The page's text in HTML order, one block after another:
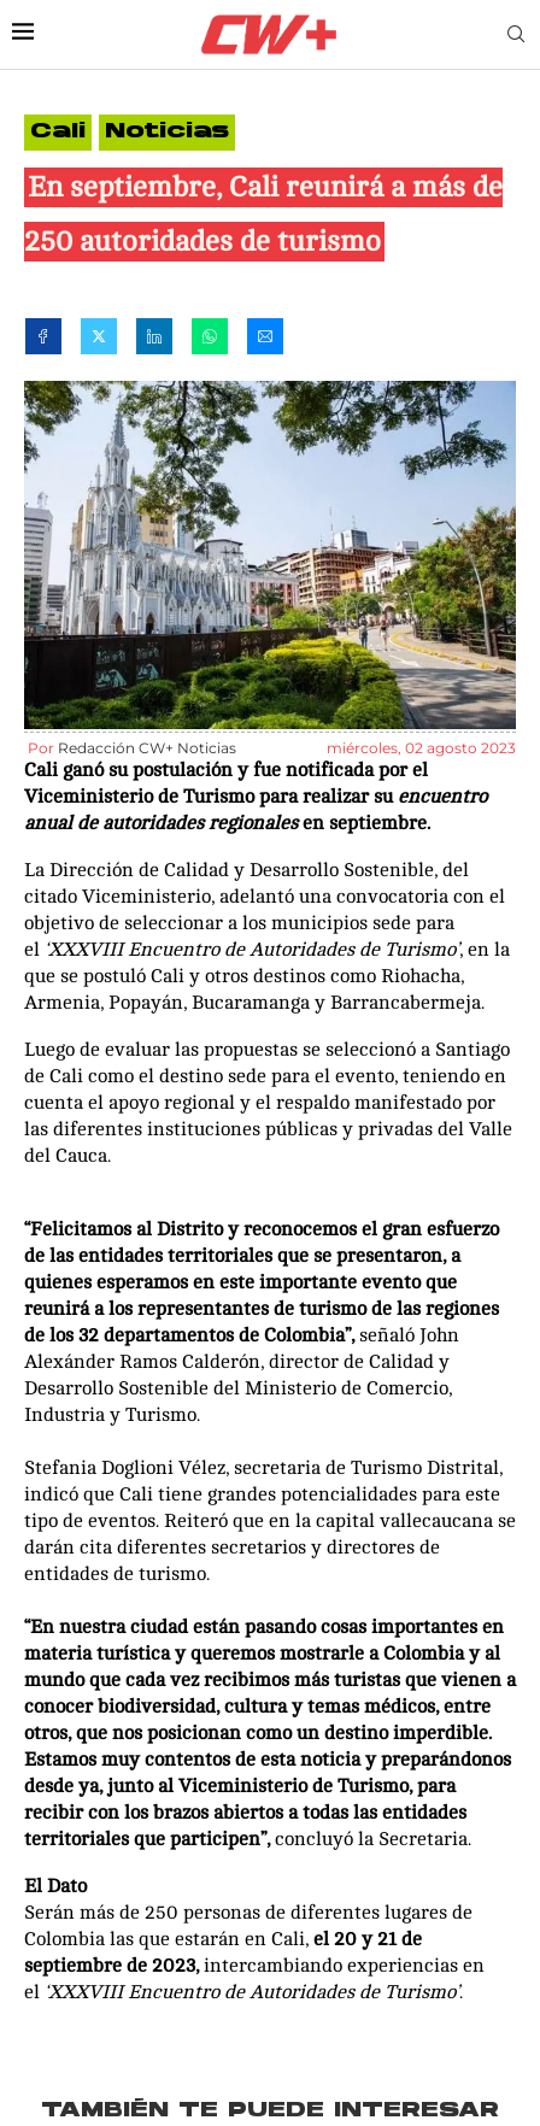
Cali Noticias
En septiembre, Cali reunirá a más de
250 autoridades de turismo
Por Redacción CW+ Noticias miércoles, 02 agosto 2023
Cali ganó su postulación y fue notificada por el
Viceministerio de Turismo para realizar su encuentro
anual de autoridades regionalesen septiembre.
La Dirección de Calidad y Desarrollo Sostenible, del
citado Viceministerio, adelantó una convocatoria con el
objetivo de seleccionar a los municipios sede para
el ‘XXXVIII Encuentro de Autoridades de Turismo’, en la
que se postuló Cali y otros destinos como Riohacha,
Armenia, Popayán, Bucaramanga y Barrancabermeja.
Luego de evaluar las propuestas se seleccionó a Santiago
de Cali como el destino sede para el evento, teniendo en
cuenta el apoyo regional y el respaldo manifestado por
las diferentes instituciones públicas y privadas del Valle
del Cauca.
“Felicitamos al Distrito y reconocemos el gran esfuerzo
de las entidades territoriales que se presentaron, a
quienes esperamos en este importante evento que
reunirá a los representantes de turismo de las regiones
de los 32 departamentos de Colombia”,señaló John
Alexánder Ramos Calderón, director de Calidad y
Desarrollo Sostenible del Ministerio de Comercio,
Industria y Turismo.
Stefania Doglioni Vélez, secretaria de Turismo Distrital,
indicó que Cali tiene grandes potencialidades para este
tipo de eventos. Reiteró que en la capital vallecaucana se
darán cita diferentes secretarios y directores de
entidades de turismo.
“En nuestra ciudad están pasando cosas importantes en
materia turística y queremos mostrarle a Colombia y al
mundo que cada vez recibimos más turistas que vienen a
conocer biodiversidad, cultura y temas médicos, entre
otros, que nos posicionan como un destino imperdible.
Estamos muy contentos de esta noticia y preparándonos
desde ya, junto al Viceministerio de Turismo, para
recibir con los brazos abiertos a todas las entidades
territoriales que participen”,concluyó la Secretaria.
El Dato
Serán más de 250 personas de diferentes lugares de
Colombia las que estarán en Cali, el 20 y 21 de
septiembre de 2023,intercambiando experiencias en
el ‘XXXVIII Encuentro de Autoridades de Turismo’.
TAMBIÉN TE PUEDE INTERESAR